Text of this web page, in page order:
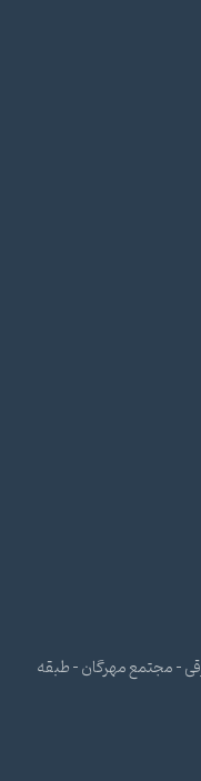
- مجتمع مهرگان - طبقه